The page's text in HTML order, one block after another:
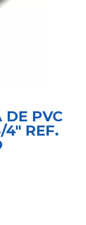
PVC
4" REF.